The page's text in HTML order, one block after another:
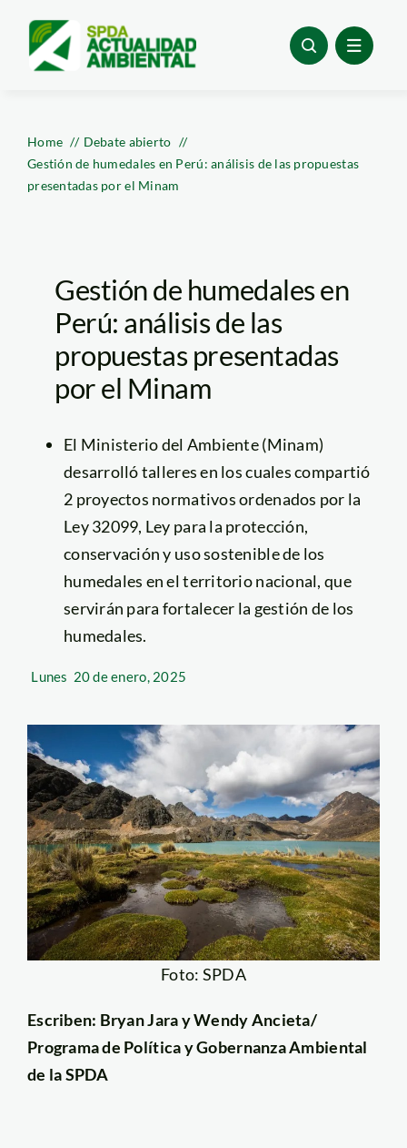
content
Home
Debate abierto
Gestión de humedales en Perú: análisis de las propuestas
presentadas por el Minam
Gestión de humedales en
Perú: análisis de las
propuestas presentadas
por el Minam
El Ministerio del Ambiente (Minam)
desarrolló talleres en los cuales compartió
2 proyectos normativos ordenados por la
Ley 32099, Ley para la protección,
conservación y uso sostenible de los
humedales en el territorio nacional, que
servirán para fortalecer la gestión de los
humedales.
Lunes 20 de enero, 2025
Foto: SPDA
Escriben: Bryan Jara y Wendy Ancieta/
Programa de Política y Gobernanza Ambiental
de la SPDA